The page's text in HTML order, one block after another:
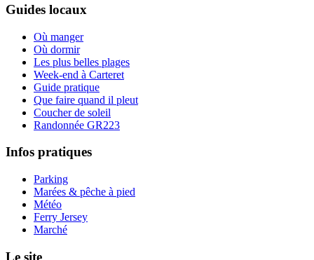
Guides locaux
Où manger
Où dormir
Les plus belles plages
Week-end à Carteret
Guide pratique
Que faire quand il pleut
Coucher de soleil
Randonnée GR223
Infos pratiques
Parking
Marées & pêche à pied
Météo
Ferry Jersey
Marché
Le site